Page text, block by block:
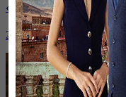
«Өсекшілер» | 14-бөлім
23 января, 14:24